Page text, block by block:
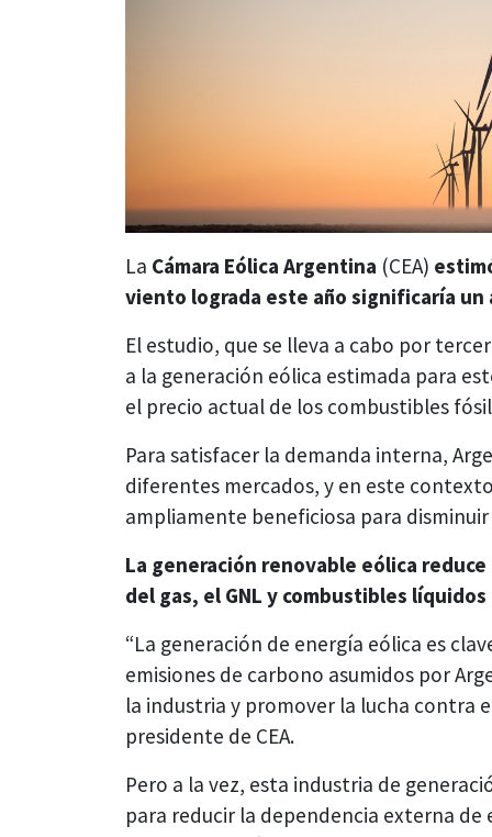
La Cámara Eólica Argentina (CEA)
viento lograda este año significaría un
El estudio, que se lleva a cabo por
a la generación eólica estimada para
el precio actual de los combustibles
Para satisfacer la demanda interna,
diferentes mercados, y en este
ampliamente beneficiosa para
La generación renovable eólica
del gas, el GNL y combustibles
“La generación de energía eólica es
emisiones de carbono asumidos por
la industria y promover la lucha contra
presidente de CEA.
Pero a la vez, esta industria de
para reducir la dependencia externa